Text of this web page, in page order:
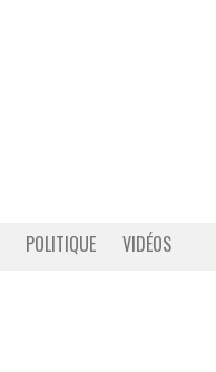
POLITIQUE VIDÉOS